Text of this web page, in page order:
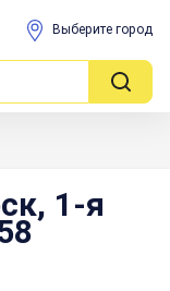
Выберите город
1-я